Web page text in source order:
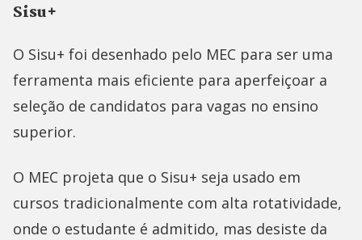
Sisu+
O Sisu+ foi desenhado pelo MEC para ser uma
ferramenta mais eficiente para aperfeiçoar a
seleção de candidatos para vagas no ensino
superior.
O MEC projeta que o Sisu+ seja usado em
cursos tradicionalmente com alta rotatividade,
onde o estudante é admitido, mas desiste da